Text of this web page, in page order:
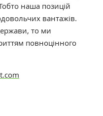
наша позицій
вантажів.
то ми
повноцінного